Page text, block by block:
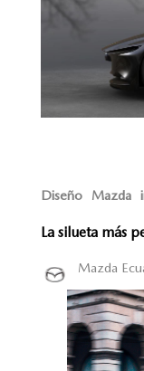
Diseño Mazda
La silueta más
Mazda